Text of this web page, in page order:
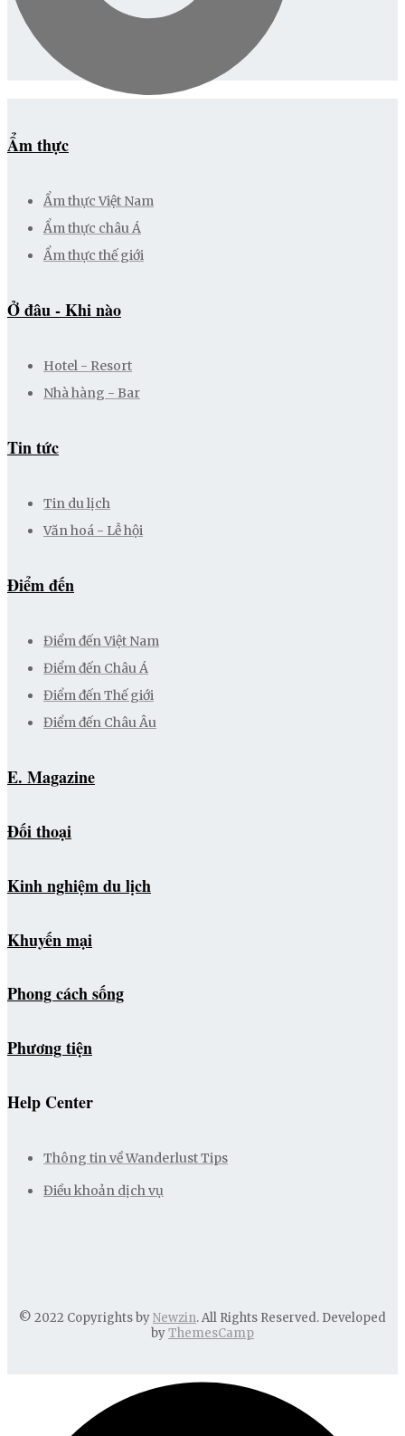
Ẩm thực
Ẩm thực Việt Nam
Ẩm thực châu Á
Ẩm thực thế giới
Ở đâu - Khi nào
Hotel - Resort
Nhà hàng - Bar
Tin tức
Tin du lịch
Văn hoá - Lễ hội
Điểm đến
Điểm đến Việt Nam
Điểm đến Châu Á
Điểm đến Thế giới
Điểm đến Châu Âu
E. Magazine
Đối thoại
Kinh nghiệm du lịch
Khuyến mại
Phong cách sống
Phương tiện
Help Center
Thông tin về Wanderlust Tips
Điều khoản dịch vụ
© 2022 Copyrights byNewzin. All Rights Reserved. Developed
byThemesCamp